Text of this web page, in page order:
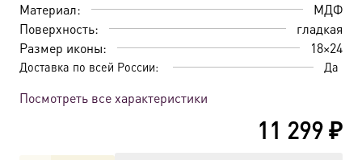
Материал:
МДФ
Поверхность:
гладкая
Размер иконы:
18×24
Доставка по всей России: Да
Посмотреть все характеристики
11 299₽